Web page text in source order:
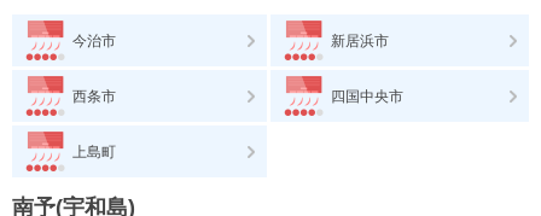
今治市 新居浜市
西条市 四国中央市
上島町
南予(宇和島)